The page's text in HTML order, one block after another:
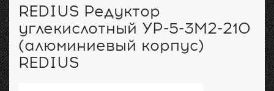
REDIUS Редуктор
углекислотный УР-5-3М2-210
(алюминиевый корпус)
REDIUS